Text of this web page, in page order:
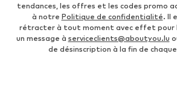
tendances, les offres et les codes promo
à notre Politique de confidentialité. Il
rétracter à tout moment avec effet pour
un message à serviceclients@aboutyou.lu
de désinscription à la fin de